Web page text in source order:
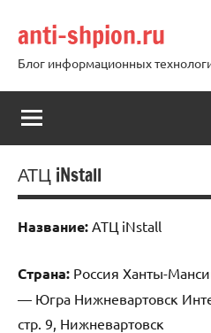
содержимому
anti-shpion.ru
Блог информационных
АТЦ iNstall
Название: АТЦ iNstall
Страна: Россия Ханты-
— Югра Нижневартовск
стр. 9, Нижневартовск